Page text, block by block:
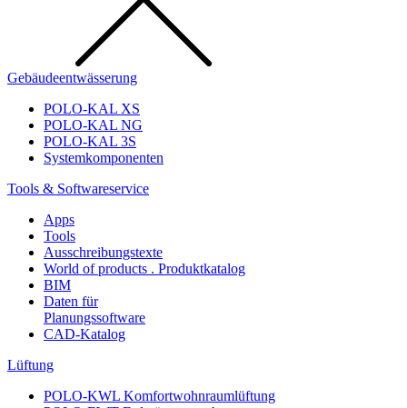
Gebäudeentwässerung
POLO-KAL XS
POLO-KAL NG
POLO-KAL 3S
Systemkomponenten
Tools & Softwareservice
Apps
Tools
Ausschreibungstexte
World of products . Produktkatalog
BIM
Daten für
Planungssoftware
CAD-Katalog
Lüftung
POLO-KWL Komfortwohnraumlüftung